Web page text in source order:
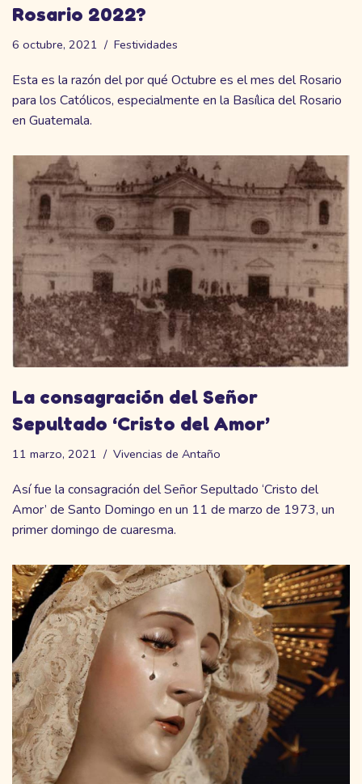
Rosario 2022?
6 octubre, 2021 Festividades
Esta es la razón del por qué Octubre es el mes del Rosario
para los Católicos, especialmente en la Basílica del Rosario
en Guatemala.
La consagración del Señor
Sepultado ‘Cristo del Amor’
11 marzo, 2021 Vivencias de Antaño
Así fue la consagración del Señor Sepultado ‘Cristo del
Amor’ de Santo Domingo en un 11 de marzo de 1973, un
primer domingo de cuaresma.